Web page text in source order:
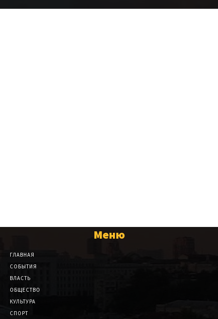
Меню
ГЛАВНАЯ
СОБЫТИЯ
ВЛАСТЬ
ОБЩЕСТВО
КУЛЬТУРА
СПОРТ